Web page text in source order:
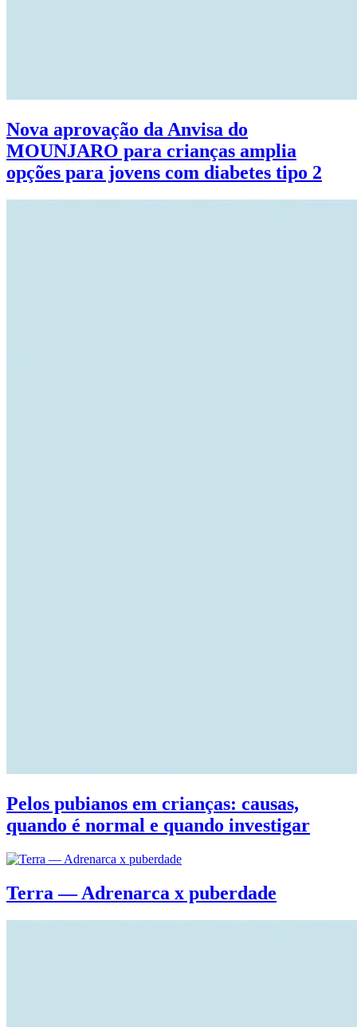
Nova aprovação da Anvisa do
MOUNJARO para crianças amplia
opções para jovens com diabetes tipo 2
Pelos pubianos em crianças: causas,
quando é normal e quando investigar
Terra — Adrenarca x puberdade